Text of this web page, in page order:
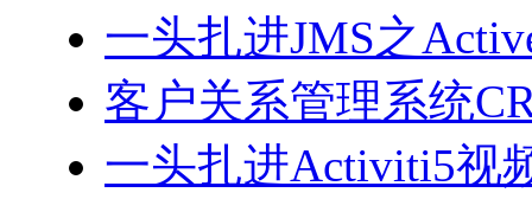
一头扎进JMS之
客户关系管理系统
一头扎进Activiti5视